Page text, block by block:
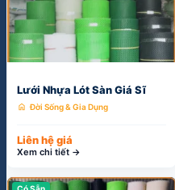
Lưới Nhựa Lót Sàn Giá Sĩ
home Đời Sống & Gia Dụng
Xem chi tiết →